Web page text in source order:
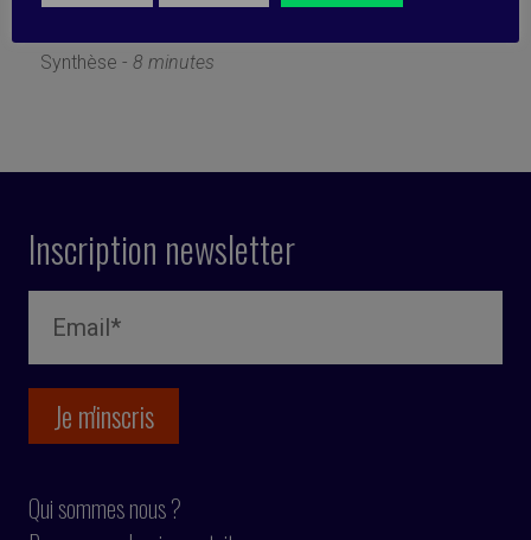
Synthèse - 8 minutes
Inscription newsletter
Qui sommes nous ?